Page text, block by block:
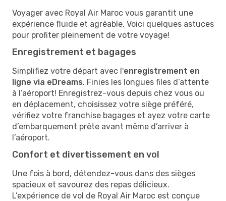
Voyager avec Royal Air Maroc vous garantit une
expérience fluide et agréable. Voici quelques astuces
pour profiter pleinement de votre voyage!
Enregistrement et bagages
Simplifiez votre départ avec l'enregistrement en
ligne via eDreams. Finies les longues files d’attente
à l’aéroport! Enregistrez-vous depuis chez vous ou
en déplacement, choisissez votre siège préféré,
vérifiez votre franchise bagages et ayez votre carte
d’embarquement prête avant même d’arriver à
l’aéroport.
Confort et divertissement en vol
Une fois à bord, détendez-vous dans des sièges
spacieux et savourez des repas délicieux.
L’expérience de vol de Royal Air Maroc est conçue